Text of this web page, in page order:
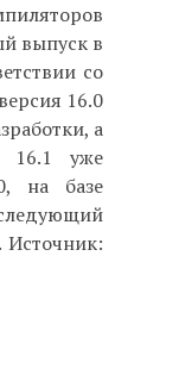
выпуск в
со
16.0
а
16.1 уже
на базе
Источник: